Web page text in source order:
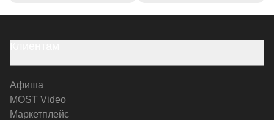
Афиша
MOST Video
Маркетплейс